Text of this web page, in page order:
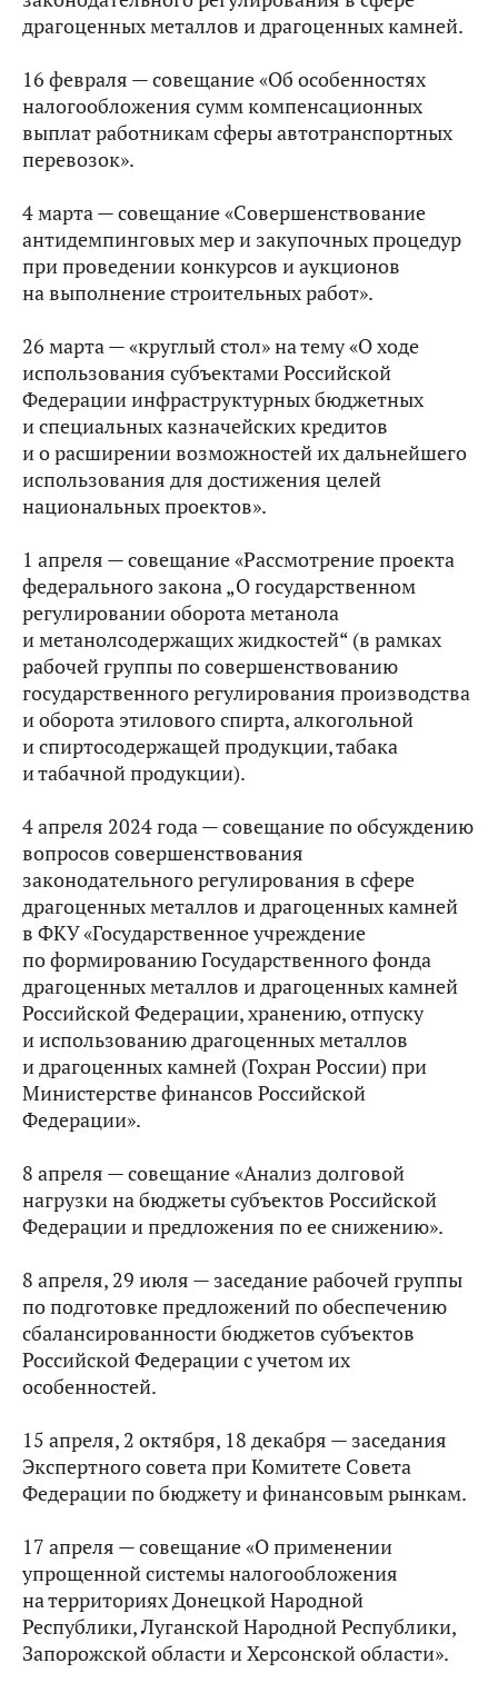
драгоценных металлов и драгоценных камней.
16 февраля — совещание «Об особенностях
налогообложения сумм компенсационных
выплат работникам сферы автотранспортных
перевозок».
4 марта — совещание «Совершенствование
антидемпинговых мер и закупочных процедур
при проведении конкурсов и аукционов
на выполнение строительных работ».
26 марта — «круглый стол» на тему «О ходе
использования субъектами Российской
Федерации инфраструктурных бюджетных
и специальных казначейских кредитов
и о расширении возможностей их дальнейшего
использования для достижения целей
национальных проектов».
1 апреля — совещание «Рассмотрение проекта
федерального закона „О государственном
регулировании оборота метанола
и метанолсодержащих жидкостей“ (в рамках
рабочей группы по совершенствованию
государственного регулирования производства
и оборота этилового спирта, алкогольной
и спиртосодержащей продукции, табака
и табачной продукции).
4 апреля 2024 года — совещание по обсуждению
вопросов совершенствования
законодательного регулирования в сфере
драгоценных металлов и драгоценных камней
в ФКУ «Государственное учреждение
по формированию Государственного фонда
драгоценных металлов и драгоценных камней
Российской Федерации, хранению, отпуску
и использованию драгоценных металлов
и драгоценных камней (Гохран России) при
Министерстве финансов Российской
Федерации».
8 апреля — совещание «Анализ долговой
нагрузки на бюджеты субъектов Российской
Федерации и предложения по ее снижению».
8 апреля, 29 июля — заседание рабочей группы
по подготовке предложений по обеспечению
сбалансированности бюджетов субъектов
Российской Федерации с учетом их
особенностей.
15 апреля, 2 октября, 18 декабря — заседания
Экспертного совета при Комитете Совета
Федерации по бюджету и финансовым рынкам.
17 апреля — совещание «О применении
упрощенной системы налогообложения
на территориях Донецкой Народной
Республики, Луганской Народной Республики,
Запорожской области и Херсонской области».